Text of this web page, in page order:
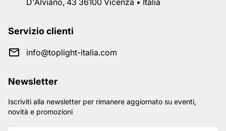
D'Alviano, 43 36100 Vicenza • Italia
Servizio clienti
info@toplight-italia.com
Newsletter
Iscriviti alla newsletter per rimanere aggiornato su eventi,
novità e promozioni